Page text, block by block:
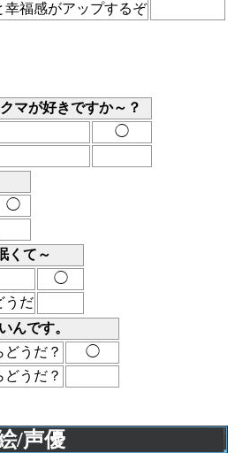
福感がアップするぞ
マが好きですか～？
◯
◯
くて～
◯
うだ
んです。
うだ？
◯
うだ？
/声優